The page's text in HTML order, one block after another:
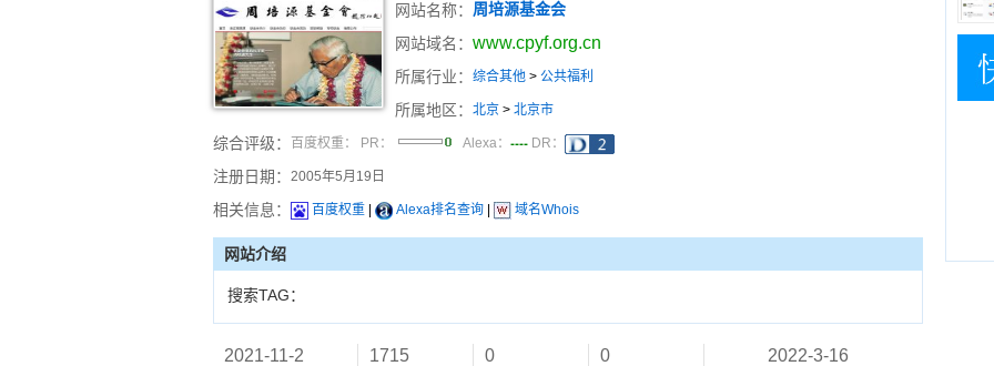
网站名称： 周培源基金会
网站域名： www.cpyf.org.cn
所属行业： 综合其他 > 公共福利
所属地区： 北京 > 北京市
综合评级： 百度权重： PR： Alexa： ---- DR：
注册日期： 2005年5月19日
相关信息： 百度权重 Alexa排名查询 域名Whois
网站介绍
搜索TAG：
2021-11-2 1715 0 0 2022-3-16